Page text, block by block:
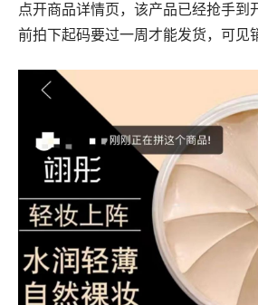
点开商品详情页，该产品已经抢手到
前拍下起码要过一周才能发货，可见